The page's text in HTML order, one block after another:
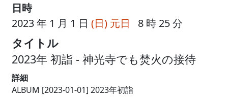
日時
2023 年 1 月 1 日 (日) 元日 8 時 25 分
タイトル
2023年 初詣 - 神光寺でも焚火の接待
詳細
ALBUM [2023-01-01] 2023年初詣